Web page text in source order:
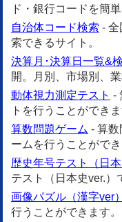
ド・銀行コードを簡
自治体コード検索 - 全
索できるサイト。
決算月･決算日一覧&
開。月別、市場別、
動体視力測定テスト -
トを行うことができま
算数問題ゲーム - 算
ームを行うことができ
歴史年号テスト（日本
テスト（日本史ver.）
画像パズル（漢字ver）
行うことができます。